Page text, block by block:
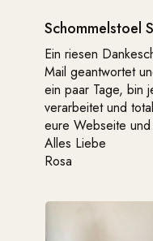
Schommelstoel
Ein riesen
Mail geantwortet
ein paar Tage, bin
verarbeitet und
eure Webseite
Alles Liebe
Rosa